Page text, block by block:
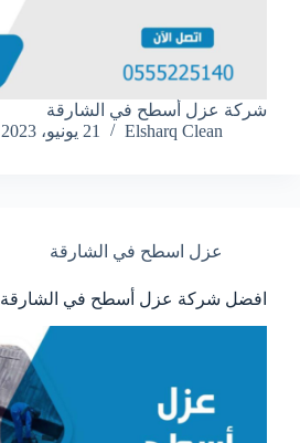
شركة عزل أسطح في الشارقة
Elsharq Clean
21 يونيو، 2023
عزل اسطح في الشارقة
افضل شركة عزل أسطح في الشارقة